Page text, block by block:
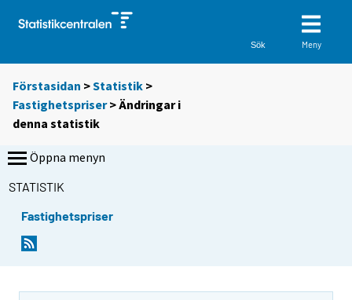
Sök Meny
Förstasidan >Statistik >
Fastighetspriser> Ändringar i
denna statistik
Öppna menyn
STATISTIK
Fastighetspriser